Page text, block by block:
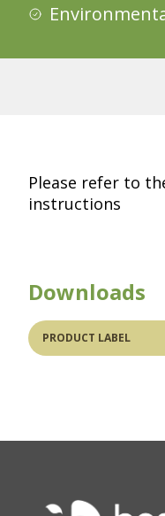
Environmental Remediation​​​​‌
Please refer to
instructions​​​​‌ ‍ ​‍​‍‌‍ ‌ ​‍‌‍‍‌‌‍‌ ‌‍‍‌‌‍ ‍​‍​‍​ ‍‍​‍​‍‌ ​ ‌‍​‌‌‍ ‍‌‍‍‌‌ ‌​‌ ‍‌​‍ ‍‌‍‍‌‌‍ ​‍​‍​‍ ​​‍​‍‌‍‍​‌ ​‍‌‍‌‌‌‍‌‍​‍​‍​ ‍‍​‍​‍​‍ ‌ ​ ‌ ‌​‌ ‌‌‌‍‌​‌‍‍‌‌‍ ​‍ ‌‍‍‌‌‍ ‍‌ ‌​‌‍‌‌‌‍ ‍‌ ‌​​‍ ‌‍‌‌‌‍‌​‌‍‍‌‌ ‌​​‍ ‌‍ ‌‌‍ ‌‍‌​‌‍‌‌​ ‌‌ ​​‌ ​‍‌‍‌‌‌ ​ ‌‍‌‌‌‍ ‍‌ ‌​‌‍​‌‌ ‌​‌‍‍‌‌‍ ‌‍ ‍​ ‍ ‌‍‍‌‌‍‌​​ ‌‌ ​​‌ ​‍‌‍ ‌‍‌​‌ ‌‌‌‍​ ‌ ‌​​‍ ‍‌ ​ ‌‍​‌​‍ ‍‌‍​‍‌ ​‍‌‍‌‌‌‍​‌‌‍‍ ‌‍‌​‌‍ ‌ ‌ ‌‍ ‍​ ‍ ‌ ‌​‌ ‍‌‌ ​​‌‍‌‌​ ‌‌ ​​‌ ​‍‌‍ ‌‍‌​‌ ‌‌‌‍​ ‌ ‌​​ ‍ ‌ ​​‌‍​‌‌ ‌​‌‍‍​​ ‌‌‍‌​‌‍‍‌‌ ​‍‌‍‌‌‌‍​ ‌ ‌​‌‍‍‌‌‍ ‌‍ ‍‌ ​ ​‍‌‌​ ‌‌‌​​‍‌‌ ‌‍‍ ‌‍‌‌‌ ‍‌​‍‌‌​ ​ ‌​‌​​‍‌‌​ ​ ‌​‌​​‍‌‌​ ​‍​ ​‍‌‍‌​​ ​ ‌‍‌‌‌‍​ ​ ​‍‌‍‌‌‌‍‌​‌‍​‍​ ‌‍​ ​‌‌‍​‌​ ‍​​‍‌‌​ ​‍​ ​‍​‍‌‌​ ‌‌‌​‌​​‍ ‍‌‍​ ‌‍‍​‌‍‍‌‌‍ ​‌‍‌​‌ ​‍‌‍‌‌‌‍ ‍​‍‌‌​ ‌‌‌​​‍‌‌ ‌‍‍ ‌‍‌‌‌ ‍‌​‍‌‌​ ​ ‌​‌​​‍‌‌​ ​ ‌​‌​​‍‌‌​ ​‍​ ​‍‌‍‌‍​ ‌‍‌‍‌‍​ ‍‌​ ‌‌​ ‌‍‌‍‌‍​ ‌‍​ ‌​‌‍​‌​ ‌ ​ ‌ ​‍‌‌​ ​‍​ ​‍​‍‌‌​ ‌‌‌​‌​​‍ ‍‌ ‌​‌‍‌‌‌ ‍​‌ ‌​​ ‌‍​‍‌‍​‌‌ ​ ‌‍‌‌‌‌‌‌‌ ​‍‌‍ ​​ ‌​‍‌‌​ ​‍‌​‌‍‌ ​ ‌ ‌​‌ ‌‌‌‍‌​‌‍‍‌‌‍ ​‍‌‍‌‍‍‌‌‍‌​​ ‌‌ ​​‌ ​‍‌‍ ‌‍‌​‌ ‌‌‌‍​ ‌ ‌​​‍ ‍‌ ​ ‌‍​‌​‍ ‍‌‍​‍‌ ​‍‌‍‌‌‌‍​‌‌‍‍ ‌‍‌​‌‍ ‌ ‌ ‌‍ ‍​‍‌‍‌ ‌​‌ ‍‌‌ ​​‌‍‌‌​ ‌‌ ​​‌ ​‍‌‍ ‌‍‌​‌ ‌‌‌‍​ ‌ ‌​​‍‌‍‌ ​​‌‍​‌‌ ‌​‌‍‍​​ ‌‌‍‌​‌‍‍‌‌ ​‍‌‍‌‌‌‍​ ‌ ‌​‌‍‍‌‌‍ ‌‍ ‍‌ ​ ​‍‌‌​ ‌‌‌​​‍‌‌ ‌‍‍ ‌‍‌‌‌ ‍‌​‍‌‌​ ​ ‌​‌​​‍‌‌​ ​ ‌​‌​​‍‌‌​ ​‍​ ​‍‌‍‌​​ ​ ‌‍‌‌‌‍​ ​ ​‍‌‍‌‌‌‍‌​‌‍​‍​ ‌‍​ ​‌‌‍​‌​ ‍​​‍‌‌​ ​‍​ ​‍​‍‌‌​ ‌‌‌​‌​​‍ ‍‌‍​ ‌‍‍​‌‍‍‌‌‍ ​‌‍‌​‌ ​‍‌‍‌‌‌‍ ‍​‍‌‌​ ‌‌‌​​‍‌‌ ‌‍‍ ‌‍‌‌‌ ‍‌​‍‌‌​ ​ ‌​‌​​‍‌‌​ ​ ‌​‌​​‍‌‌​ ​‍​ ​‍‌‍‌‍​ ‌‍‌‍‌‍​ ‍‌​ ‌‌​ ‌‍‌‍‌‍​ ‌‍​ ‌​‌‍​‌​ ‌ ​ ‌ ​‍‌‌​ ​‍​ ​‍​‍‌‌​ ‌‌‌​‌​​‍ ‍‌ ‌​‌‍‌‌‌ ‍​‌ ‌​​‍‌‍‌ ​​‌‍‌‌‌ ​‍‌ ​ ‌ ​​‌‍‌‌‌‍​ ‌ ‌​‌‍‍‌‌ ‌‍‌‍‌‌​ ‌‌ ​​‌ ‌‌‌‍​‍‌‍ ​‌‍‍‌‌ ​ ‌‍‍​‌‍‌‌‌‍‌​​‍​‍‌ ‌
Downloads
PRODUCT LABEL